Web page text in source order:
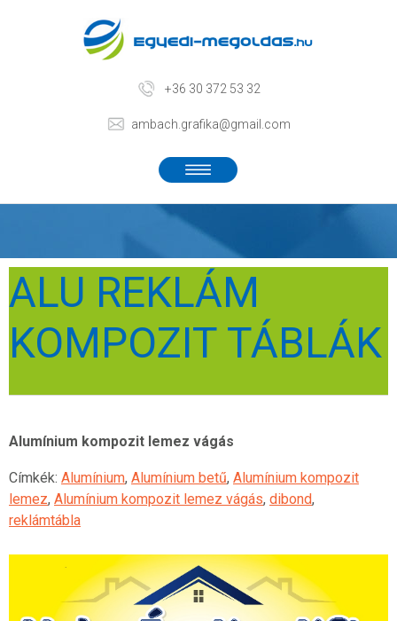
+36 30 372 53 32
ambach.grafika@gmail.com
ALU REKLÁM
KOMPOZIT TÁBLÁK
Alumínium kompozit lemez vágás
Címkék: Alumínium, Alumínium betű, Alumínium kompozit
lemez, Alumínium kompozit lemez vágás, dibond,
reklámtábla